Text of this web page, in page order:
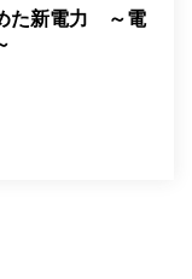
た新電力 ～電